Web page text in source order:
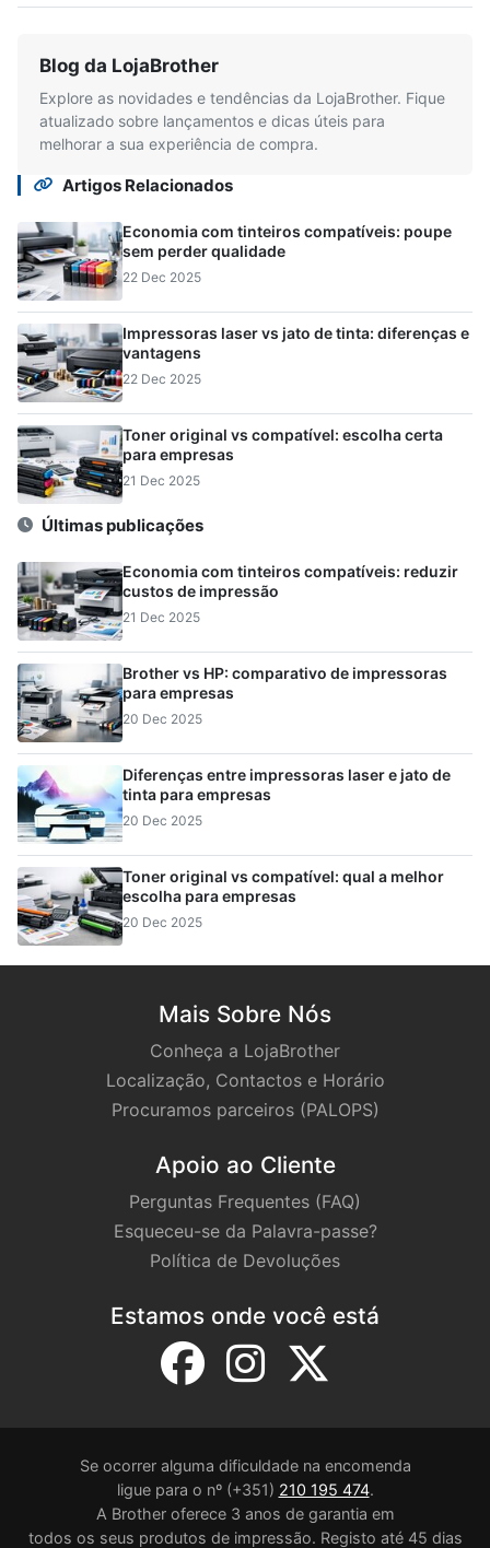
Blog da LojaBrother
Explore as novidades e tendências da LojaBrother. Fique
atualizado sobre lançamentos e dicas úteis para
melhorar a sua experiência de compra.
Artigos Relacionados
Economia com tinteiros compatíveis: poupe
sem perder qualidade
22 Dec 2025
Impressoras laser vs jato de tinta: diferenças e
vantagens
22 Dec 2025
Toner original vs compatível: escolha certa
para empresas
21 Dec 2025
Últimas publicações
Economia com tinteiros compatíveis: reduzir
custos de impressão
21 Dec 2025
Brother vs HP: comparativo de impressoras
para empresas
20 Dec 2025
Diferenças entre impressoras laser e jato de
tinta para empresas
20 Dec 2025
Toner original vs compatível: qual a melhor
escolha para empresas
20 Dec 2025
Mais Sobre Nós
Conheça a LojaBrother
Localização, Contactos e Horário
Procuramos parceiros (PALOPS)
Apoio ao Cliente
Perguntas Frequentes (FAQ)
Esqueceu-se da Palavra-passe?
Política de Devoluções
Estamos onde você está
Se ocorrer alguma dificuldade na encomenda
ligue para o nº (+351) 210 195 474.
A Brother oferece 3 anos de garantia em
todos os seus produtos de impressão. Registo até 45 dias